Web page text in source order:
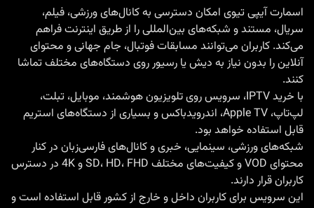
IPTV
|
بهترین
کانال‌ها
برای
فوتبال
اسمارت آیپی تیوی امکان دسترسی به کانال‌های ورزشی، فیلم،
سریال، مستند و شبکه‌های بین‌المللی را از طریق اینترنت فراهم
می‌کند. کاربران می‌توانند مسابقات فوتبال، جام جهانی و محتوای
آنلاین را بدون نیاز به دیش یا رسیور روی دستگاه‌های مختلف تماشا
کنند.
با خرید IPTV
، سرویس روی تلویزیون هوشمند، موبایل، تبلت،
لپ‌تاپ، Apple TV، اندرویدباکس و بسیاری از دستگاه‌های استریم
قابل استفاده خواهد بود.
شبکه‌های ورزشی، سینمایی، خبری و کانال‌های فارسی‌زبان در کنار
محتوای VOD و کیفیت‌های مختلف SD، HD، FHD و 4K در دسترس
کاربران قرار دارند.
این سرویس برای کاربران داخل و خارج از کشور قابل استفاده است و